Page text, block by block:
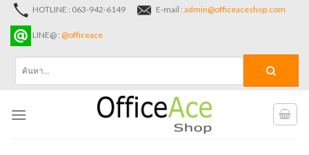
Skip
content
HOTLINE : 063-942-6149 E-mail : admin@officeaceshop.com
LINE@ : @officeace